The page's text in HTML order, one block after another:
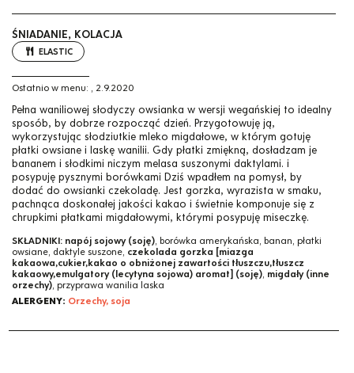
ŚNIADANIE, KOLACJA
ELASTIC
Ostatnio w menu: , 2.9.2020
Pełna waniliowej słodyczy owsianka w wersji wegańskiej to idealny
sposób, by dobrze rozpocząć dzień. Przygotowuję ją,
wykorzystując słodziutkie mleko migdałowe, w którym gotuję
płatki owsiane i laskę wanilii. Gdy płatki zmiękną, dosładzam je
bananem i słodkimi niczym melasa suszonymi daktylami. i
posypuję pysznymi borówkami Dziś wpadłem na pomysł, by
dodać do owsianki czekoladę. Jest gorzka, wyrazista w smaku,
pachnąca doskonałej jakości kakao i świetnie komponuje się z
chrupkimi płatkami migdałowymi, którymi posypuję miseczkę.
SKŁADNIKI: napój sojowy (soję), borówka amerykańska, banan, płatki
owsiane, daktyle suszone, czekolada gorzka [miazga
kakaowa,cukier,kakao o obniżonej zawartości tłuszczu,tłuszcz
kakaowy,emulgatory (lecytyna sojowa) aromat] (soję), migdały (inne
orzechy), przyprawa wanilia laska
ALERGENY: Orzechy, soja